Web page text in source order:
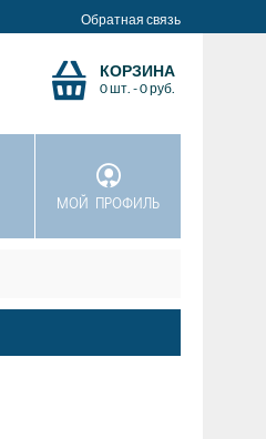
Обратная связь
КОРЗИНА
0 шт. -0руб.
МОЙ ПРОФИЛЬ